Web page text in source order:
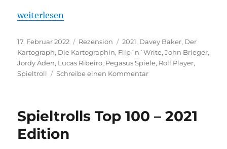
„Die Kartographin“
weiterlesen
Veröffentlicht
am
17. Februar 2022 Kategorien
Rezension Schlagwörter
2021, Davey Baker, Der
Kartograph, Die Kartographin, Flip´n´Write,John Brieger,
Jordy Aden, Lucas Ribeiro, Pegasus Spiele, Roll Player,
Spieltroll
Schreibe einen Kommentarzu
Spieltrolls Top 100 – 2021
Edition